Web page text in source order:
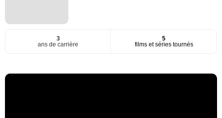
3
ans de carrière
5
films et séries tournés